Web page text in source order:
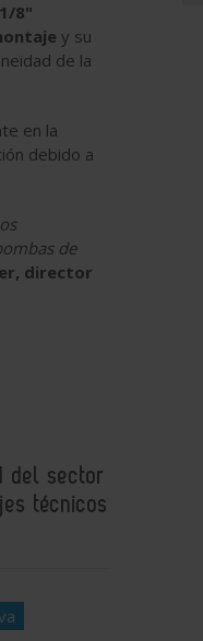
8"
y su
de la
en la
debido a
de
director
del sector
técnicos